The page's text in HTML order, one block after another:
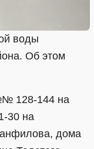
воды
Об этом
128-144 на
30 на
дома